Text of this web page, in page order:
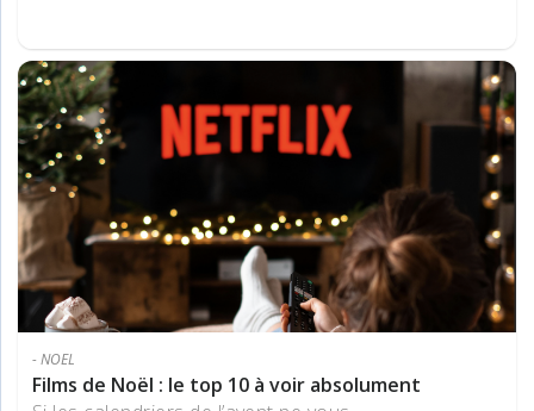
- NOEL
Films de Noël : le top 10 à voir absolument